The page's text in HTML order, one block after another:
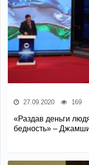
27.09.2020 169
«Раздав деньги
бедность» –